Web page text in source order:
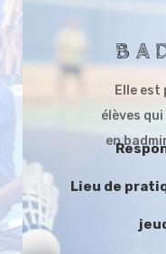
Elle est
élèves
en
Lieu de